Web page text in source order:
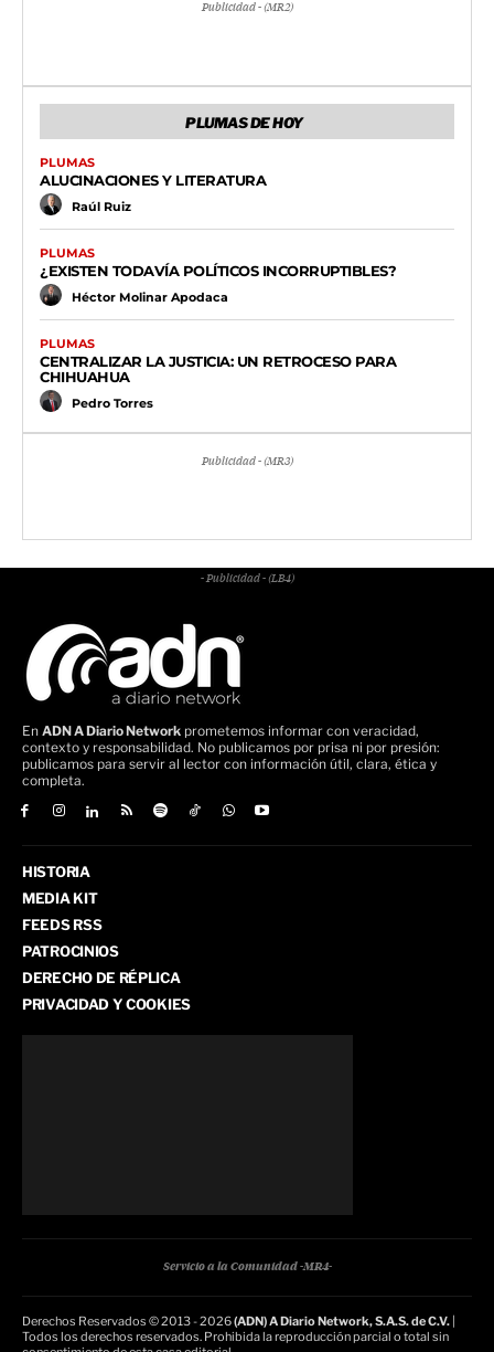
Publicidad - (MR2)
PLUMAS DE HOY
PLUMAS
ALUCINACIONES Y LITERATURA
Raúl Ruiz
PLUMAS
¿EXISTEN TODAVÍA POLÍTICOS INCORRUPTIBLES?
Héctor Molinar Apodaca
PLUMAS
CENTRALIZAR LA JUSTICIA: UN RETROCESO PARA
CHIHUAHUA
Pedro Torres
Publicidad - (MR3)
- Publicidad - (LB4)
En ADN A Diario Network prometemos informar con veracidad,
contexto y responsabilidad. No publicamos por prisa ni por presión:
publicamos para servir al lector con información útil, clara, ética y
completa.
HISTORIA
MEDIA KIT
FEEDS RSS
PATROCINIOS
DERECHO DE RÉPLICA
PRIVACIDAD Y COOKIES
Servicio a la Comunidad -MR4-
Derechos Reservados © 2013 - 2026(ADN) A Diario Network, S.A.S. de C.V.
Todos los derechos reservados. Prohibida la reproducción parcial o total sin